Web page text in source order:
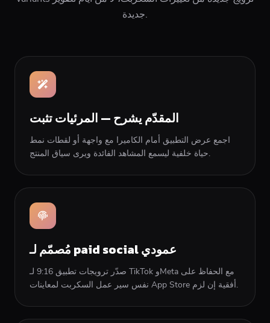
جديدة.
المقدّم يشرح — المرئيات تثبت
اجمع عرض التطبيق أمام الكاميرا مع واجهة أو لقطات نمط
حياة خلفية ليسمع المشاهد الفائدة ويرى سياق المنتج.
مُصمّم لـ paid social عمودي
صدّر ترويجات تطبيق 9:16 لـ TikTok وMeta مع الحفاظ على
نفس سير عمل السكربت لمعاينات App Store أفقية إن لزم.